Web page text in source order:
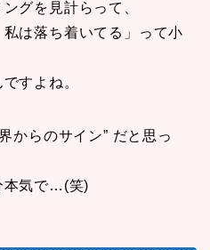
グを見計らって、
は落ち着いてる」って小
すよね。
からのサイン” だと思っ
本気で…(笑)